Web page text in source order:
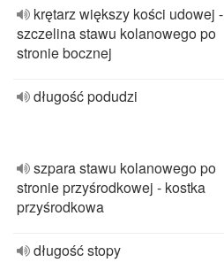
krętarz większy kości udowej -
szczelina stawu kolanowego po
stronie bocznej
długość podudzi
szpara stawu kolanowego po
stronie przyśrodkowej - kostka
przyśrodkowa
długość stopy